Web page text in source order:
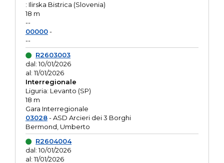
: Ilirska Bistrica (Slovenia)
18 m
--
00000-
--
R2603003
dal: 10/01/2026
al: 11/01/2026
Interregionale
Liguria: Levanto (SP)
18 m
Gara Interregionale
03028- ASD Arcieri dei 3 Borghi
Bermond, Umberto
R2604004
dal: 10/01/2026
al: 11/01/2026